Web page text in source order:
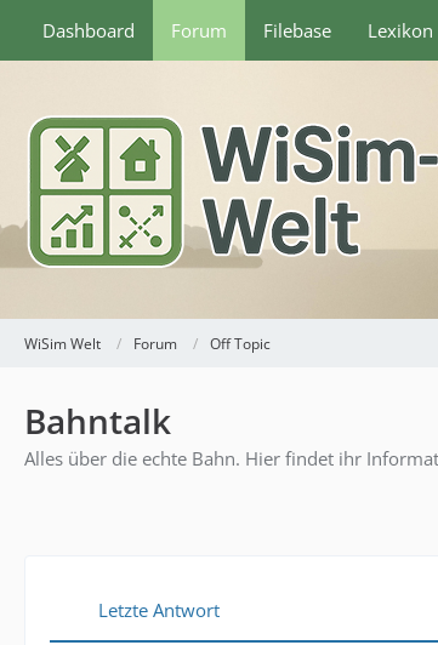
Dashboard Forum Filebase Lexikon
WiSim Welt Forum Off Topic
Bahntalk
Alles über die echte Bahn. Hier findet ihr
Letzte Antwort